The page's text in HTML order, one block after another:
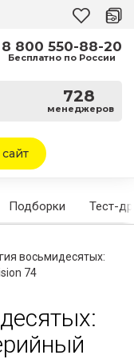
728
менеджеров
8 800 550-88-20
Бесплатно по России
Подборки Тест-
восьмидесятых:
74